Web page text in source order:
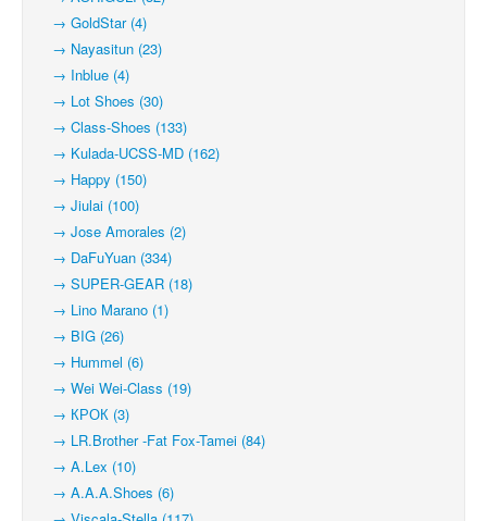
→ GoldStar (4)
→ Nayasitun (23)
→ Inblue (4)
→ Lot Shoes (30)
→ Class-Shoes (133)
→ Kulada-UCSS-MD (162)
→ Happy (150)
→ Jiulai (100)
→ Jose Amorales (2)
→ DaFuYuan (334)
→ SUPER-GEAR (18)
→ Lino Marano (1)
→ BIG (26)
→ Hummel (6)
→ Wei Wei-Class (19)
→ КРОК (3)
→ LR.Brother -Fat Fox-Tamei (84)
→ A.Lex (10)
→ A.A.A.Shoes (6)